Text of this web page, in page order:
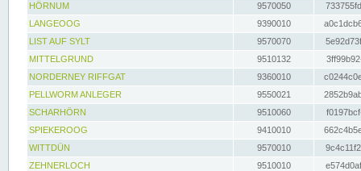
HÖRNUM
9570050
LANGEOOG
9390010
LIST AUF SYLT
9570070
MITTELGRUND
9510132
NORDERNEY RIFFGAT
9360010
PELLWORM ANLEGER
9550021
SCHARHÖRN
9510060
SPIEKEROOG
9410010
WITTDÜN
9570010
ZEHNERLOCH
9510010